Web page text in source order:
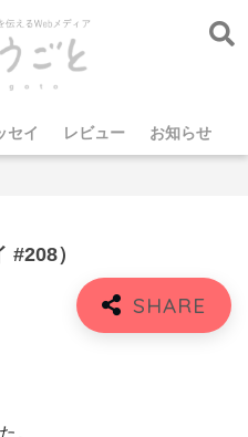
セイ レビュー お知らせ
#208）
。